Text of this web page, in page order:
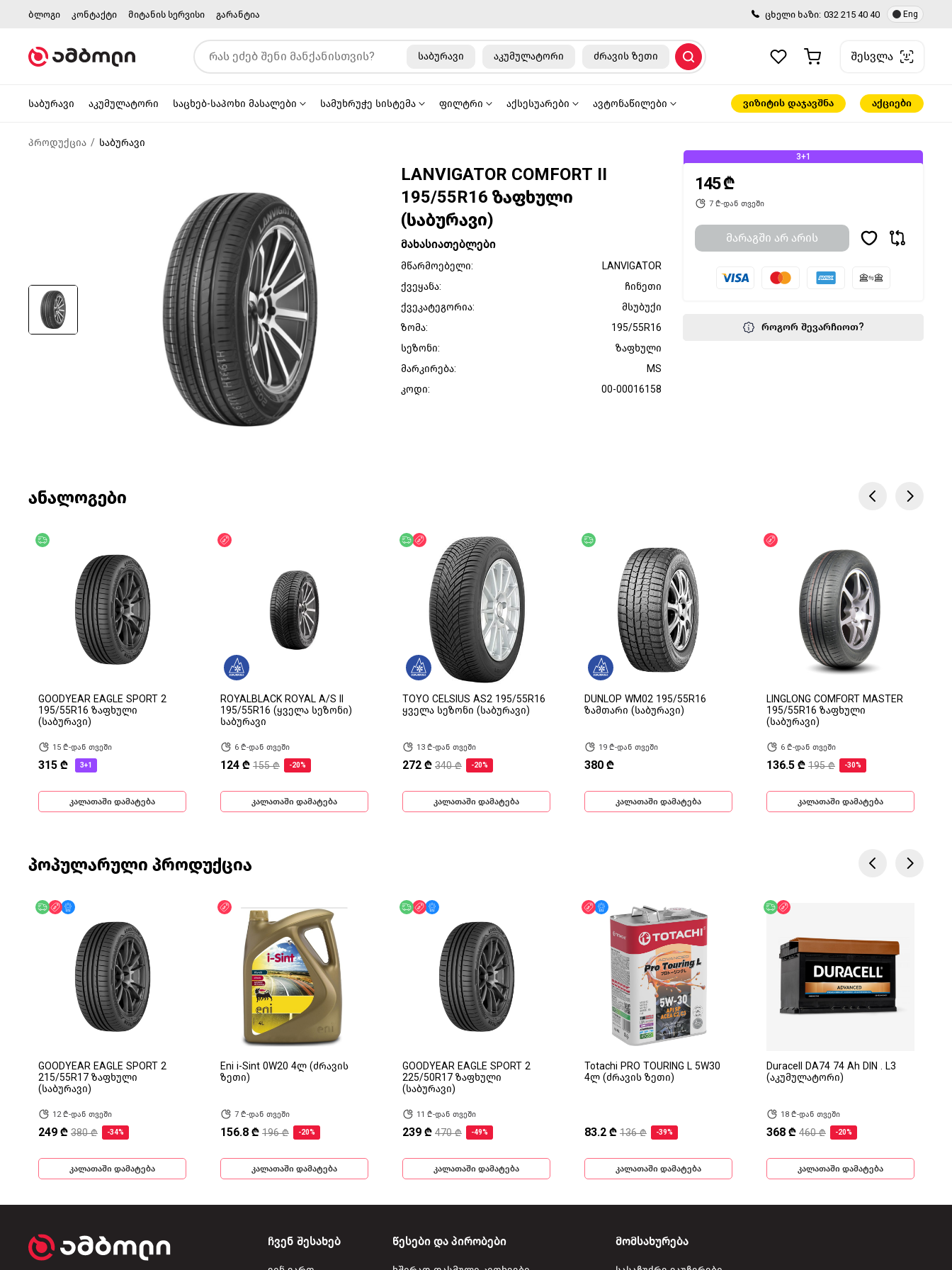
ბლოგი კონტაქტი მიტანის სერვისი გარანტია ცხელი ხაზი: 032 215 40 40 Eng
საბურავი აკუმულატორი ძრავის ზეთი შესვლა
საბურავი აკუმულატორი საცხებ-საპოხი მასალები სამუხრუჭე სისტემა ფილტრი აქსესუარები ავტონაწილები ვიზიტის დაჯავშნა აქციები
პროდუქცია საბურავი
145 ₾
7 ₾-დან თვეში
მარაგში არ არის
3+1
როგორ შევარჩიოთ?
LANVIGATOR COMFORT II
195/55R16 ზაფხული
(საბურავი)
მახასიათებლები
მწარმოებელი:
LANVIGATOR
ქვეყანა:
ჩინეთი
ქვეკატეგორია:
მსუბუქი
ზომა:
195/55R16
სეზონი:
ზაფხული
მარკირება:
MS
კოდი:
00-00016158
ანალოგები
GOODYEAR EAGLE SPORT 2
195/55R16 ზაფხული
(საბურავი)
15 ₾-დან თვეში
315 ₾ 3+1
კალათაში დამატება
ROYALBLACK ROYAL A/S II
195/55R16 (ყველა სეზონი)
საბურავი
6 ₾-დან თვეში
124 ₾ 155 ₾ -20%
კალათაში დამატება
უფასო მიწოდება
ფასდაკლება
TOYO CELSIUS AS2 195/55R16
ყველა სეზონი (საბურავი)
13 ₾-დან თვეში
272 ₾ 340 ₾ -20%
კალათაში დამატება
DUNLOP WM02 195/55R16
ზამთარი (საბურავი)
19 ₾-დან თვეში
380 ₾
კალათაში დამატება
LINGLONG COMFORT MASTER
195/55R16 ზაფხული
(საბურავი)
6 ₾-დან თვეში
136.5 ₾ 195 ₾ -30%
კალათაში დამატება
პოპულარული პროდუქცია
უფასო მიწოდება
ფასდაკლება
GOODYEAR EAGLE SPORT 2
215/55R17 ზაფხული
(საბურავი)
12 ₾-დან თვეში
249 ₾ 380 ₾ -34%
კალათაში დამატება
ფასდაკლება
Eni i-Sint 0W20 4ლ (ძრავის
ზეთი)
7 ₾-დან თვეში
156.8 ₾ 196 ₾ -20%
კალათაში დამატება
უფასო მიწოდება
ფასდაკლება
GOODYEAR EAGLE SPORT 2
225/50R17 ზაფხული
(საბურავი)
11 ₾-დან თვეში
239 ₾ 470 ₾ -49%
კალათაში დამატება
ფასდაკლება
მხოლოდ ონლაინ
Totachi PRO TOURING L 5W30
4ლ (ძრავის ზეთი)
83.2 ₾ 136 ₾ -39%
კალათაში დამატება
უფასო მიწოდება
Duracell DA74 74 Ah DIN . L3
(აკუმულატორი)
18 ₾-დან თვეში
368 ₾ 460 ₾ -20%
კალათაში დამატება
ჩვენ შესახებ წესები და პირობები მომსახურება